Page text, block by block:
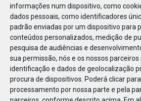
informações num dispositivo, como
dados pessoais, como identificadores
padrão enviadas por um dispositivo para
conteúdos personalizados, medição de
pesquisa de audiências e
sua permissão, nós e os nossos
identificação e dados de geolocalização
procura de dispositivos. Poderá clicar
processamento por nossa parte e pela